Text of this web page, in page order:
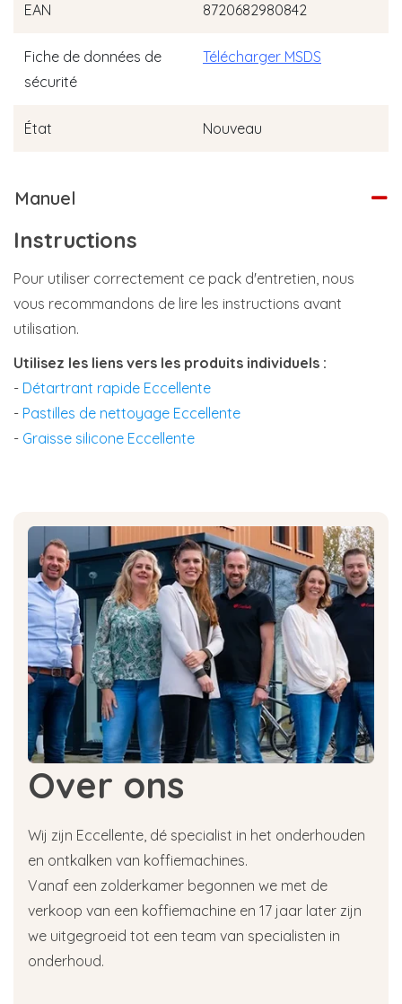
EAN 8720682980842
Fiche de données de
sécurité
Télécharger MSDS
État Nouveau
Manuel
Instructions
Pour utiliser correctement ce pack d'entretien, nous
vous recommandons de lire les instructions avant
utilisation.
Utilisez les liens vers les produits individuels :
- Détartrant rapide Eccellente
- Pastilles de nettoyage Eccellente
- Graisse silicone Eccellente
Over ons
Wij zijn Eccellente, dé specialist in het onderhouden
en ontkalken van koffiemachines.
Vanaf een zolderkamer begonnen we met de
verkoop van een koffiemachine en 17 jaar later zijn
we uitgegroeid tot een team van specialisten in
onderhoud.